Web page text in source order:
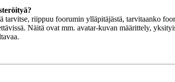
tarvitse, riippuu foorumin ylläpitäjästä, tarvitaanko
Näitä ovat mm. avatar-kuvan määrittely,